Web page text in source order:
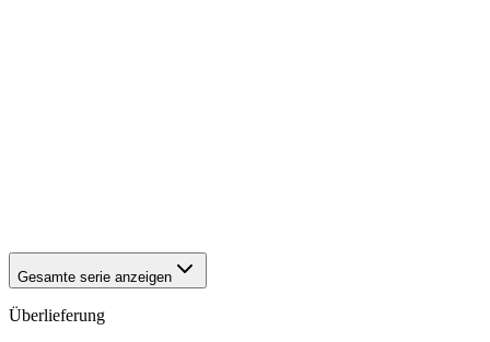
Gesamte serie anzeigen
Überlieferung